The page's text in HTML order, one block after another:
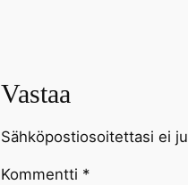
Vastaa
Sähköpostiosoitettasi ei
Kommentti *